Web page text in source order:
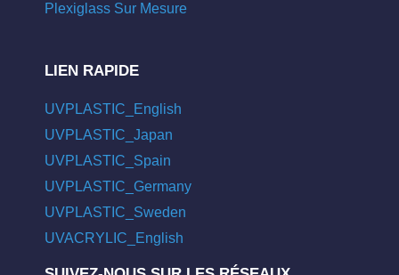
Plexiglass Sur Mesure
LIEN RAPIDE
UVPLASTIC_English
UVPLASTIC_Japan
UVPLASTIC_Spain
UVPLASTIC_Germany
UVPLASTIC_Sweden
UVACRYLIC_English